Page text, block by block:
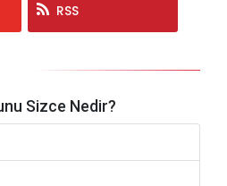
RSS
Sizce Nedir?